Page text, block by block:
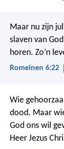
Maar nu zijn
slaven van
horen. Zo’n
Romeinen 6:22
Wie
dood. Maar
God ons wil
Heer Jezus